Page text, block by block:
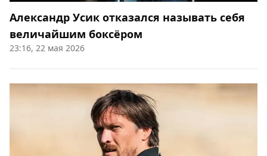
Александр Усик отказался называть себя
величайшим боксёром
23:16, 22 мая 2026